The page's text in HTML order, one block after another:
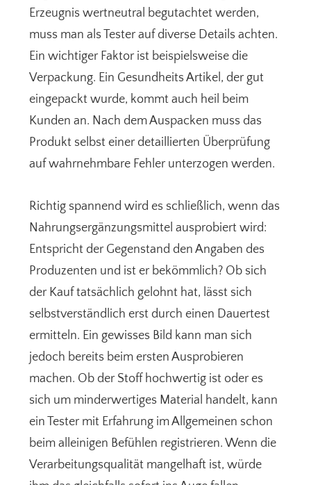
Erzeugnis wertneutral begutachtet werden,
muss man als Tester auf diverse Details achten.
Ein wichtiger Faktor ist beispielsweise die
Verpackung. Ein Gesundheits Artikel, der gut
eingepackt wurde, kommt auch heil beim
Kunden an. Nach dem Auspacken muss das
Produkt selbst einer detaillierten Überprüfung
auf wahrnehmbare Fehler unterzogen werden.
Richtig spannend wird es schließlich, wenn das
Nahrungsergänzungsmittel ausprobiert wird:
Entspricht der Gegenstand den Angaben des
Produzenten und ist er bekömmlich? Ob sich
der Kauf tatsächlich gelohnt hat, lässt sich
selbstverständlich erst durch einen Dauertest
ermitteln. Ein gewisses Bild kann man sich
jedoch bereits beim ersten Ausprobieren
machen. Ob der Stoff hochwertig ist oder es
sich um minderwertiges Material handelt, kann
ein Tester mit Erfahrung im Allgemeinen schon
beim alleinigen Befühlen registrieren. Wenn die
Verarbeitungsqualität mangelhaft ist, würde